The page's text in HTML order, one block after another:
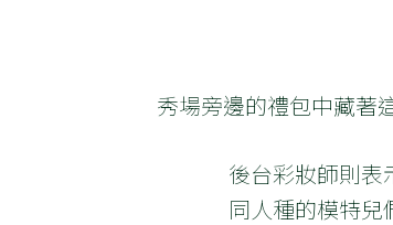
秀場旁邊的禮包中藏著
後台彩妝師則表
同人種的模特兒